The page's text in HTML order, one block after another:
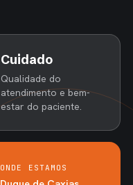
Cuidado
Qualidade do
atendimento e bem-
estar do paciente.
ONDE ESTAMOS